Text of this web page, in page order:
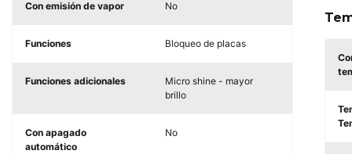
Con emisión de vapor No
Funciones Bloqueo de placas
Funciones adicionales
Micro shine - mayor
brillo
Con apagado
automático
No